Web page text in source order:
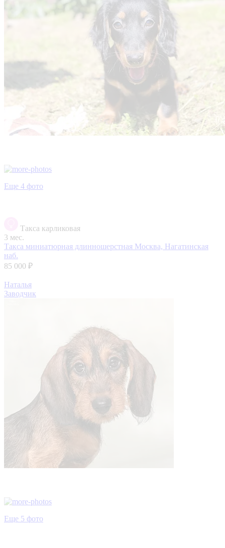
Еще 4 фото
Такса карликовая
3 мес.
Такса миниатюрная длинношерстная Москва, Нагатинская
наб.
85 000 ₽
Наталья
Заводчик
Еще 5 фото